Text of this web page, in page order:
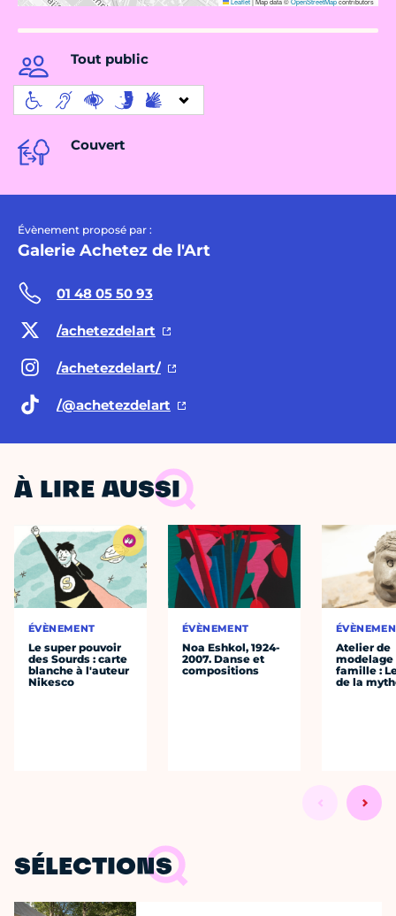
Tout public
Couvert
Évènement proposé par :
Galerie Achetez de l'Art
01 48 05 50 93
/achetezdelart
/achetezdelart/
/@achetezdelart
À LIRE AUSSI
ÉVÈNEMENT
Le super pouvoir
des Sourds : carte
blanche à l'auteur
Nikesco
ÉVÈNEMENT
Noa Eshkol, 1924-
2007. Danse et
compositions
Atelier de
modelage
famille :
de la
SÉLECTIONS